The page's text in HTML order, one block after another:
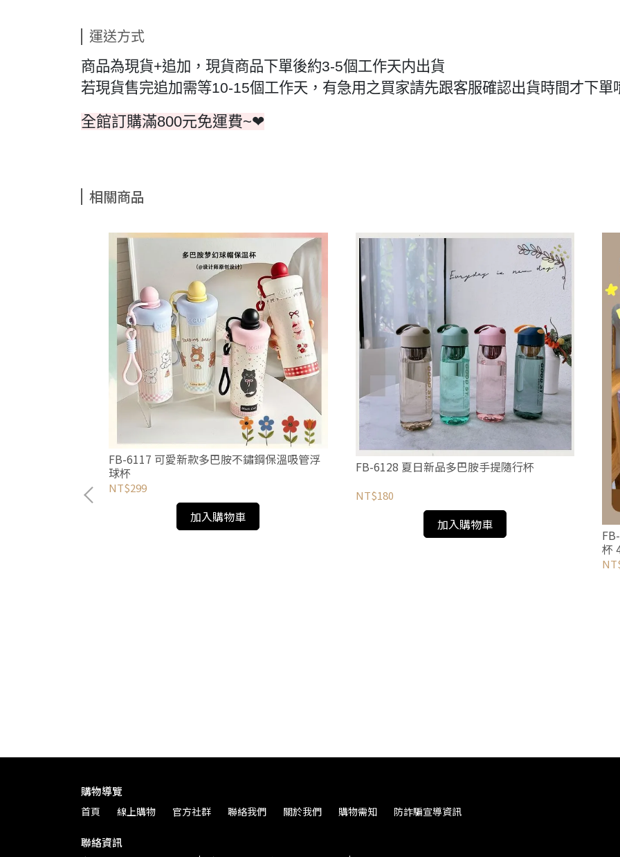
運送方式
商品為現貨+追加，現貨商品下單後約3-5個工作天内出貨
若現貨售完追加需等10-15個工作天，有急用之買家請先跟客服確認出貨時間才下單
全館訂購滿800元免運費~❤
相關商品
FB-6117 可愛新款多巴胺不鏽鋼保溫吸管浮
球杯
NT$299
加入購物車
FB-6128 夏日新品多巴胺手提隨行杯
NT$180
加入購物車
杯
購物導覽
首頁 線上購物 官方社群 聯絡我們 關於我們 購物需知 防詐騙宣導資訊
聯絡資訊